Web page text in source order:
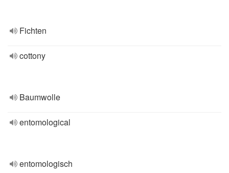
Fichten
cottony
Baumwolle
entomological
entomologisch